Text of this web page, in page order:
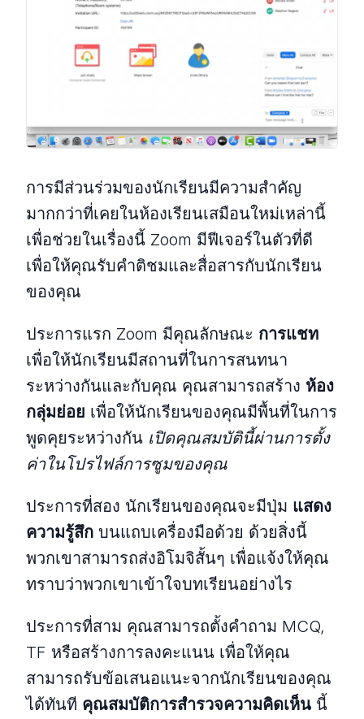
การมีส่วนร่วมของนักเรียนมีความสำคัญ
มากกว่าที่เคยในห้องเรียนเสมือนใหม่เหล่านี้
เพื่อช่วยในเรื่องนี้ Zoom มีฟีเจอร์ในตัวที่ดี
เพื่อให้คุณรับคำติชมและสื่อสารกับนักเรียน
ของคุณ
ประการแรก Zoom มีคุณลักษณะ การแชท
เพื่อให้นักเรียนมีสถานที่ในการสนทนา
ระหว่างกันและกับคุณ คุณสามารถสร้าง ห้อง
กลุ่มย่อย เพื่อให้นักเรียนของคุณมีพื้นที่ในการ
พูดคุยระหว่างกัน เปิดคุณสมบัตินี้ผ่านการตั้ง
ค่าในโปรไฟล์การซูมของคุณ
ประการที่สอง นักเรียนของคุณจะมีปุ่ม แสดง
ความรู้สึก บนแถบเครื่องมือด้วย ด้วยสิ่งนี้
พวกเขาสามารถส่งอิโมจิสั้นๆ เพื่อแจ้งให้คุณ
ทราบว่าพวกเขาเข้าใจบทเรียนอย่างไร
ประการที่สาม คุณสามารถตั้งคำถาม MCQ,
TF หรือสร้างการลงคะแนน เพื่อให้คุณ
สามารถรับข้อเสนอแนะจากนักเรียนของคุณ
ได้ทันที คุณสมบัติการสำรวจความคิดเห็น นี้